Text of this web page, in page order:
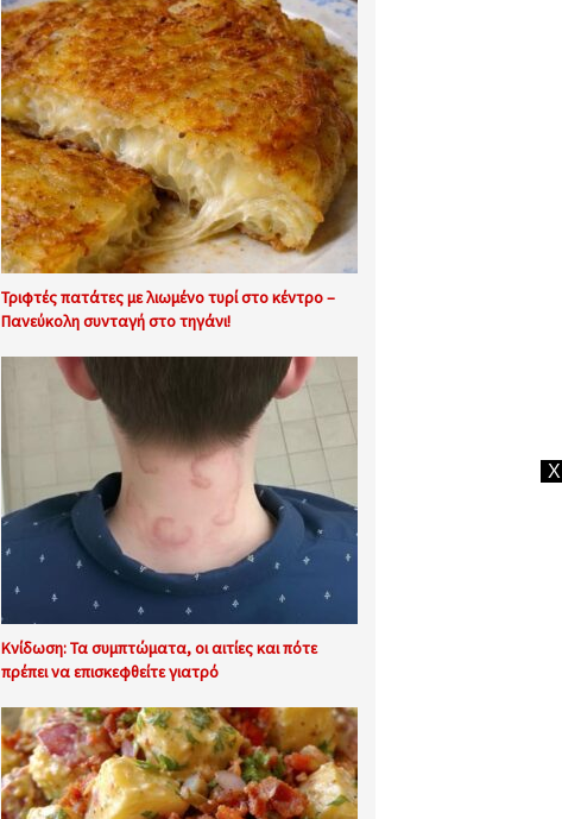
Τριφτές πατάτες με λιωμένο τυρί στο κέντρο –
Πανεύκολη συνταγή στο τηγάνι!
Κνίδωση: Τα συμπτώματα, οι αιτίες και πότε
πρέπει να επισκεφθείτε γιατρό